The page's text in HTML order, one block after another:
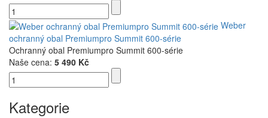
Weber
ochranný obal Premiumpro Summit 600-série
Ochranný obal Premiumpro Summit 600-série
Naše cena: 5 490 Kč
Kategorie